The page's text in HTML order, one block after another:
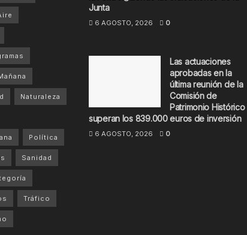
Naturaleza
Política
Sanidad
Tráfico
Junta
6 AGOSTO, 2026 0
Las actuaciones
aprobadas en la
última reunión de la
Comisión de
Patrimonio Histórico
superan los 839.000 euros de inversión
6 AGOSTO, 2026 0